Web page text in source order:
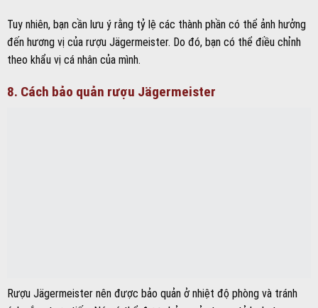
Tuy nhiên, bạn cần lưu ý rằng tỷ lệ các thành phần có thể ảnh hưởng
đến hương vị của rượu Jägermeister. Do đó, bạn có thể điều chỉnh
theo khẩu vị cá nhân của mình.
8. Cách bảo quản rượu Jägermeister
Rượu Jägermeister nên được bảo quản ở nhiệt độ phòng và tránh